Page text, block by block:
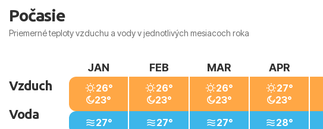
Pláže: 0 m
Letiska: 70 km
Počasie
Priemerné teploty vzduchu a vody v jednotlivých mesiacoch roka
Vzduch
Voda
JAN
26°
23°
27°
FEB
26°
23°
27°
MAR
26°
23°
27°
APR
27°
23°
28°